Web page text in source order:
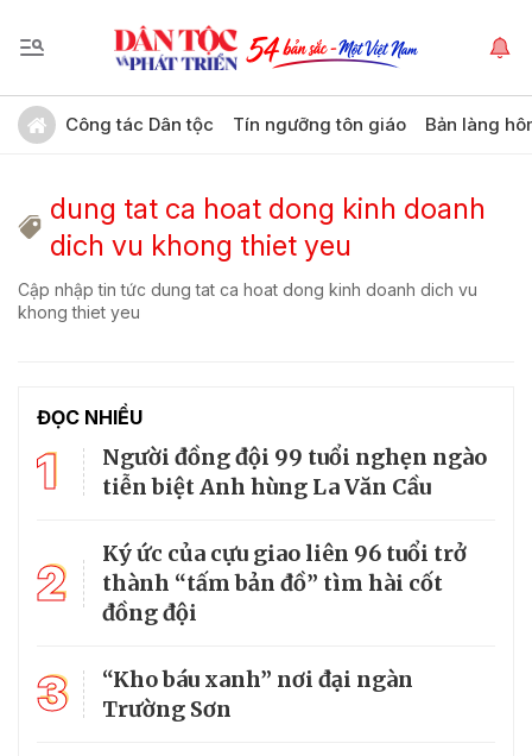
Công tác Dân tộc Tín ngưỡng tôn giáo Bản làng
dung tat ca hoat dong kinh doanh
dich vu khong thiet yeu
Cập nhập tin tức dung tat ca hoat dong kinh doanh dich vu
khong thiet yeu
ĐỌC NHIỀU
1
Người đồng đội 99 tuổi nghẹn ngào
tiễn biệt Anh hùng La Văn Cầu
2
Ký ức của cựu giao liên 96 tuổi trở
thành “tấm bản đồ” tìm hài cốt
đồng đội
3
“Kho báu xanh” nơi đại ngàn
Trường Sơn